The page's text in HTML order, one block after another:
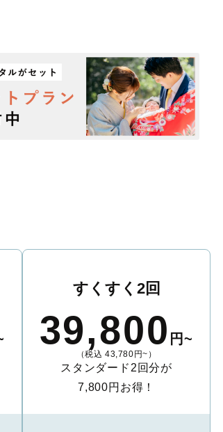
残しつつも、おしゃれで洗練された仕上がり
すくすく2回
39,800 円~
（税込 43,780円~）
スタンダード2回分が
7,800円お得！